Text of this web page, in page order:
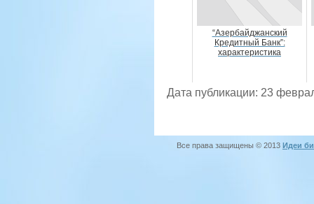
“Азербайджанский
Кредитный Банк”:
характеристика
Дата публикации: 23
Все права защищены © 2013 Идеи